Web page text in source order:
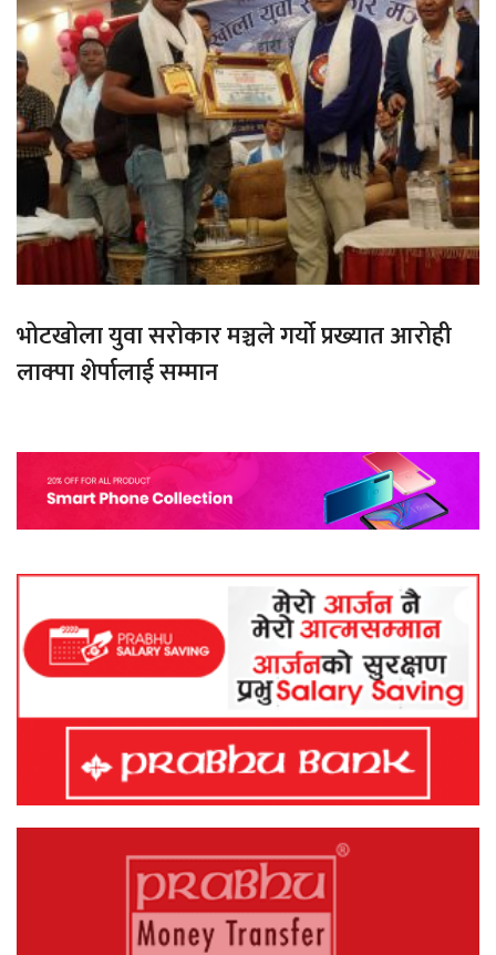
भोटखोला युवा सरोकार मञ्चले गर्यो प्रख्यात आरोही
लाक्पा शेर्पालाई सम्मान